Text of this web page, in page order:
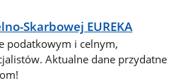
Skarbowej EUREKA
podatkowym i celnym,
Aktualne dane przydatne